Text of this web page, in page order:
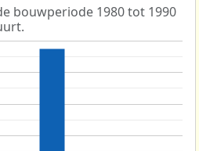
bouwperiode 1980 tot 1990